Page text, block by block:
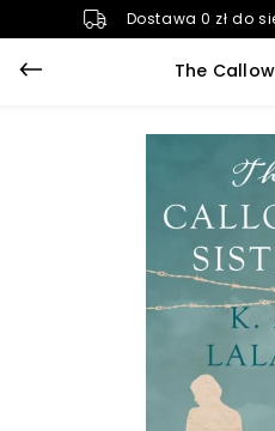
Dostawa 0 zł do
The